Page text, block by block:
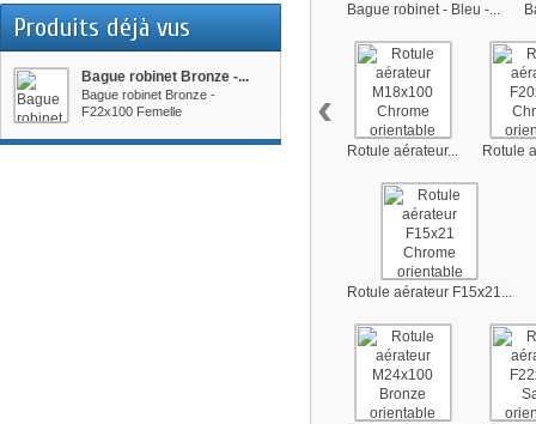
Produits déjà vus
Bague robinet Bronze -...
Bague robinet Bronze -
F22x100 Femelle
Bague robinet - Bleu -...
Rotule aérateur... Rotule
Rotule aérateur F15x21...
‹